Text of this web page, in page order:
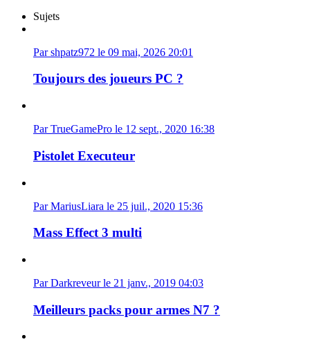
Sujets
Par shpatz972 le 09 mai, 2026 20:01
Toujours des joueurs PC ?
Par TrueGamePro le 12 sept., 2020 16:38
Pistolet Executeur
Par MariusLiara le 25 juil., 2020 15:36
Mass Effect 3 multi
Par Darkreveur le 21 janv., 2019 04:03
Meilleurs packs pour armes N7 ?